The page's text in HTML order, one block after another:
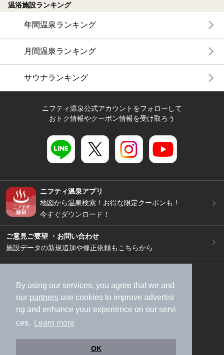
By using our services, you agree that we and
our partners use cookies to improve advertisi
ng and enhance your experience on our servi
ces.
Learn more
OK
温浴施設ランキング
年間温泉ランキング
月間温泉ランキング
サウナランキング
ニフティ温泉公式アカウントをフォローして
おトク情報やクーポン情報を受け取ろう
ニフティ温泉アプリ
地図から温泉検索！お得な限定クーポンも！
今すぐダウンロード！
ご意見ご要望 ・お問い合わせ
施設データの新規追加や修正依頼もこちらから
加盟店募集（資料請求）
広告出稿のご案内
利用規約
ライフスタイルMEMBERS+規約
特定商取引法に基づく表記
ヘルプ
採用情報
運営会社